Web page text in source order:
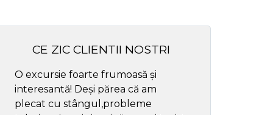
CE ZIC CLIENTII NOSTRI
O excursie foarte frumoasă și
interesantă! Deși părea că am
plecat cu stângul,probleme